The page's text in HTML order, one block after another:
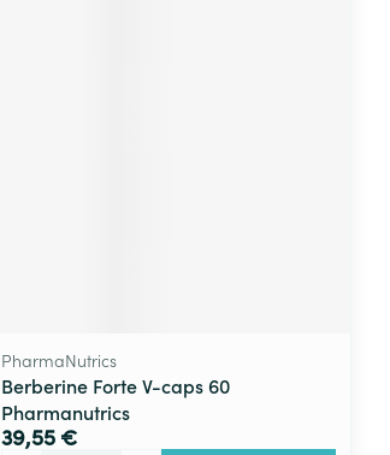
PharmaNutrics
Berberine Forte V-caps 60
Pharmanutrics
39,55 €